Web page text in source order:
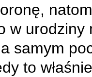
w urodziny
samym
to właśnie